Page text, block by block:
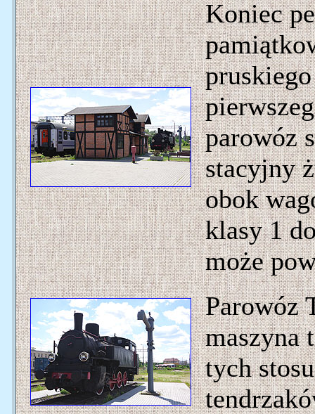
Koniec
parowóz
stacyjny
obok
klasy 1
może
Parowóz
maszyna
tych